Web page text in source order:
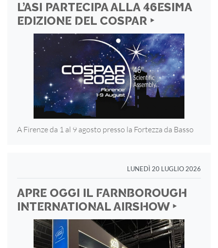
L’ASI PARTECIPA ALLA 46ESIMA
EDIZIONE DEL COSPAR ‣
A Firenze da 1 al 9 agosto presso la Fortezza da Basso
LUNEDÌ 20 LUGLIO 2026
APRE OGGI IL FARNBOROUGH
INTERNATIONAL AIRSHOW ‣